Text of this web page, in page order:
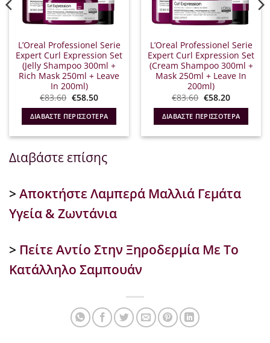
L’Oreal Professionel Serie
Expert Curl Expression Set
(Jelly Shampoo 300ml +
Rich Mask 250ml + Leave
In 200ml)
€83.60 Original
price
was:
€83.60.
€58.50Η
τιμή
είναι:
€58.50.
ΔΙΑΒΆΣΤΕ ΠΕΡΙΣΣΌΤΕΡΑ
L’Oreal Professionel Serie
Expert Curl Expression Set
(Cream Shampoo 300ml +
Mask 250ml + Leave In
200ml)
€83.60 Original
price
was:
€83.60.
€58.20Η
τιμή
είναι:
€58.20.
ΔΙΑΒΆΣΤΕ ΠΕΡΙΣΣΌΤΕΡΑ
Διαβάστε επίσης
> Αποκτήστε Λαμπερά Μαλλιά Γεμάτα
Υγεία & Ζωντάνια
> Πείτε Αντίο Στην Ξηροδερμία Με Το
Κατάλληλο Σαμπουάν